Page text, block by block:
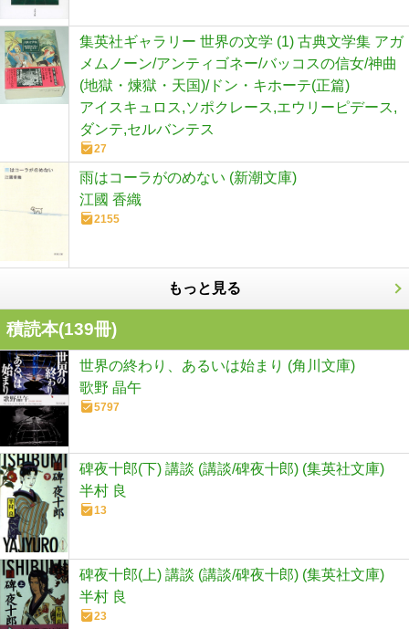
集英社ギャラリー 世界の文学 (1) 古典文学集 アガ
メムノーン/アンティゴネー/バッコスの信女/神曲
(地獄・煉獄・天国)/ドン・キホーテ(正篇)
アイスキュロス,ソポクレース,エウリーピデース,
ダンテ,セルバンテス
27
雨はコーラがのめない (新潮文庫)
江國 香織
2155
もっと見る
積読本(139冊)
世界の終わり、あるいは始まり (角川文庫)
歌野 晶午
5797
碑夜十郎(下) 講談 (講談/碑夜十郎) (集英社文庫)
半村 良
13
碑夜十郎(上) 講談 (講談/碑夜十郎) (集英社文庫)
半村 良
23